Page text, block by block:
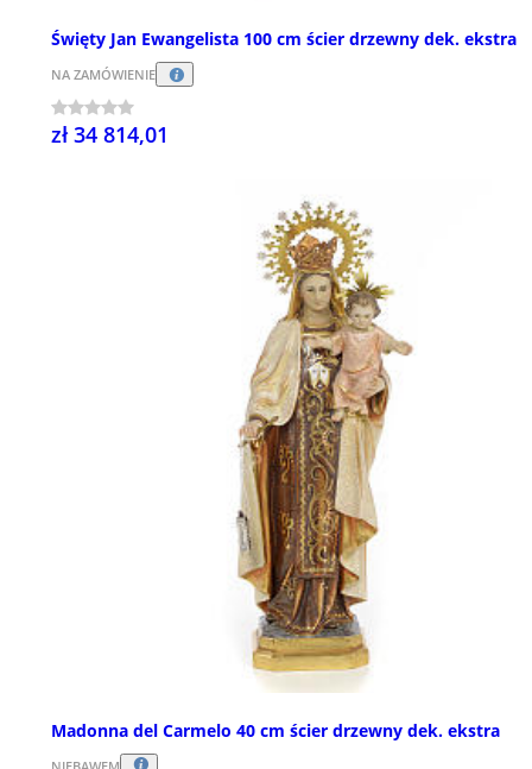
Święty Jan Ewangelista 100 cm ścier drzewny dek. ekstra
NA ZAMÓWIENIE
zł 34 814,01
Madonna del Carmelo 40 cm ścier drzewny dek. ekstra